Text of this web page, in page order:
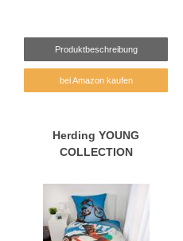
Produktbeschreibung
bei Amazon kaufen
Herding YOUNG
COLLECTION